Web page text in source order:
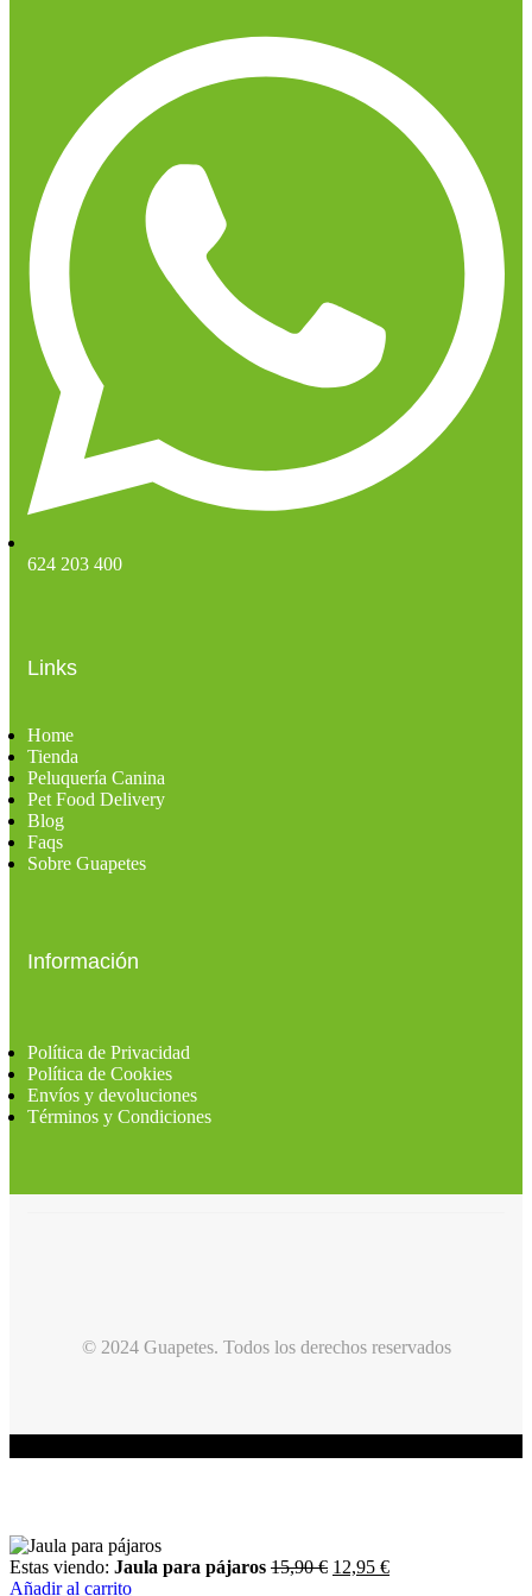
624 203 400
Links
Home
Tienda
Peluquería Canina
Pet Food Delivery
Blog
Faqs
Sobre Guapetes
Información
Política de Privacidad
Política de Cookies
Envíos y devoluciones
Términos y Condiciones
© 2024 Guapetes. Todos los derechos reservados
Estas viendo: Jaula para pájaros 15,90€ 12,95 €
Añadir al carrito